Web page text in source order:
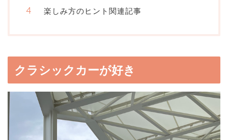
楽しみ方のヒント関連記事
クラシックカーが好き